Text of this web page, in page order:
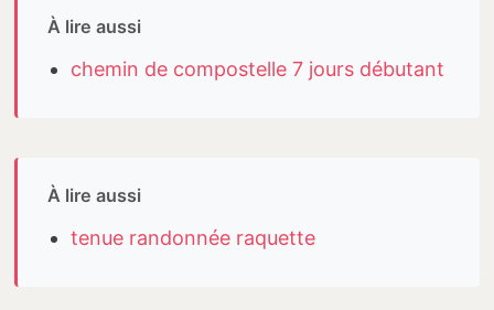
À lire aussi
chemin de compostelle 7 jours débutant
À lire aussi
tenue randonnée raquette